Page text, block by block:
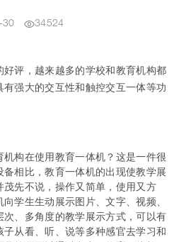
30 34524
好评，越来越多的学校和教育机构都
强大的交互性和触控交互一体等功
构在使用教育一体机？这是一件很
相比，教育一体机的出现使教学展
先不说，操作又简单，使用又方
学生生动展示图片、文字、视频、
、多角度的教学展示方式，可以有
从看、听、说等多种感官去学习和